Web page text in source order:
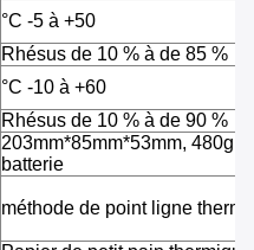
°C -5 à +50
Rhésus de 10 % à de 85 %
°C -10 à +60
Rhésus de 10 % à de 90 %
203mm*85mm*53mm, 480g
batterie
méthode de point ligne